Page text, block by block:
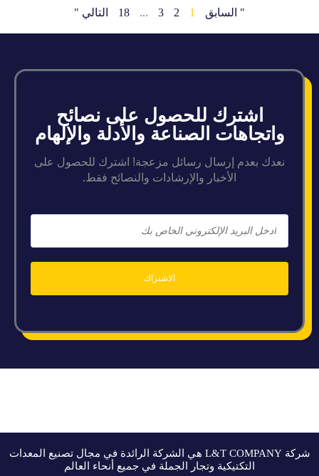
" السابق 1
2
3
...
18 التالي "
اشترك للحصول على نصائح
واتجاهات الصناعة والأدلة والإلهام
نعدك بعدم إرسال رسائل مزعجة! اشترك للحصول على
الأخبار والإرشادات والنصائح فقط.
الاشتراك
شركة L&T COMPANY هي الشركة الرائدة في مجال تصنيع المعدات
التكتيكية وتجار الجملة في جميع أنحاء العالم